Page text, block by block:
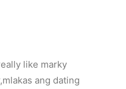
like marky
ang dating